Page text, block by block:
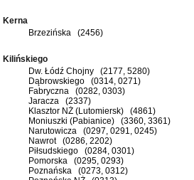
Kerna
Brzezińska (2456)
Kilińskiego
Dw. Łódź Chojny (2177, 5280)
Dąbrowskiego (0314, 0271)
Fabryczna (0282, 0303)
Jaracza (2337)
Klasztor NŻ (Lutomiersk) (4861)
Moniuszki (Pabianice) (3360, 3361)
Narutowicza (0297, 0291, 0245)
Nawrot (0286, 2202)
Piłsudskiego (0284, 0301)
Pomorska (0295, 0293)
Poznańska (0273, 0312)